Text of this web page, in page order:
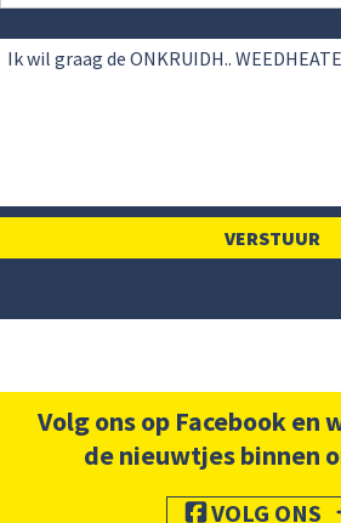
Volg ons op Facebook en
de nieuwtjes binnen
VOLG ONS